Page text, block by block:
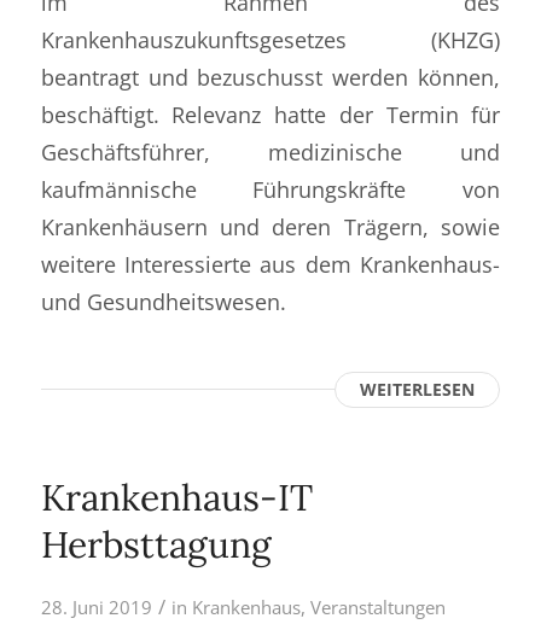
Krankenhauszukunftsgesetzes (KHZG)
beantragt und bezuschusst werden können,
beschäftigt. Relevanz hatte der Termin für
Geschäftsführer, medizinische und
kaufmännische Führungskräfte von
Krankenhäusern und deren Trägern, sowie
weitere Interessierte aus dem Krankenhaus-
und Gesundheitswesen.
WEITERLESEN
Krankenhaus-IT
Herbsttagung
28. Juni 2019 / in Krankenhaus, Veranstaltungen